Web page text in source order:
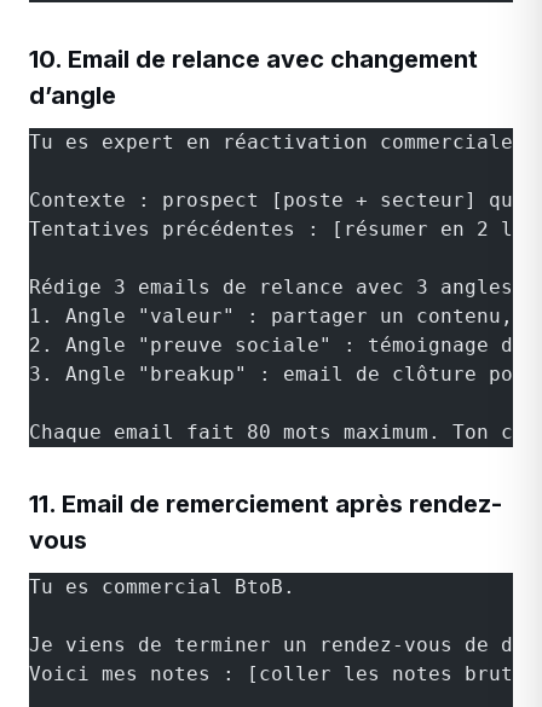
10. Email de relance avec changement
d’angle
Tu es expert en réactivation commerciale.
Contexte : prospect [poste + secteur] qui
Tentatives précédentes : [résumer en 2
Rédige 3 emails de relance avec 3
1. Angle "valeur" : partager un contenu,
2. Angle "preuve sociale" : témoignage
3. Angle "breakup" : email de clôture
Chaque email fait 80 mots maximum. Ton
11. Email de remerciement après rendez-
vous
Tu es commercial BtoB.
Je viens de terminer un rendez-vous de
Voici mes notes : [coller les notes